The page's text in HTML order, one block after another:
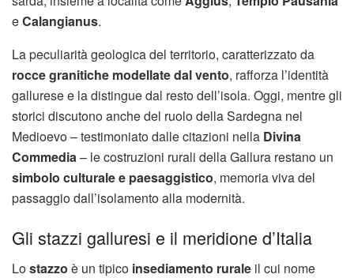
eCalangianus.
La peculiarità geologica del territorio, caratterizzato da
rocce granitiche modellate dal vento, rafforza l’identità
gallurese e la distingue dal resto dell’isola. Oggi, mentre gli
storici discutono anche del ruolo della Sardegna nel
Medioevo – testimoniato dalle citazioni nella Divina
Commedia– le costruzioni rurali della Gallura restano un
simbolo culturale e paesaggistico, memoria viva del
passaggio dall’isolamento alla modernità.
Gli stazzi galluresi e il meridione d’Italia
Lostazzo è un tipico insediamento rurale il cui nome